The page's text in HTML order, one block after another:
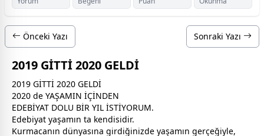
Önceki Yazı Sonraki Yazı
2019 GİTTİ 2020 GELDİ
2019 GİTTİ 2020 GELDİ
2020 de YAŞAMIN İÇİNDEN
EDEBİYAT DOLU BİR YIL İSTİYORUM.
Edebiyat yaşamın ta kendisidir.
Kurmacanın dünyasına girdiğinizde yaşamın gerçeğiyle,